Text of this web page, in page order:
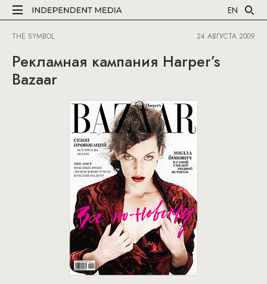
EN
THE SYMBOL 24 АВГУСТА 2009
Рекламная кампания Harper’s
Bazaar